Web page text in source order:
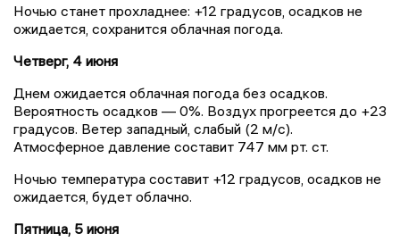
Ночью станет прохладнее: +12 градусов, осадков не
ожидается, сохранится облачная погода.
Четверг, 4 июня
Днем ожидается облачная погода без осадков.
Вероятность осадков — 0%. Воздух прогреется до +23
градусов. Ветер западный, слабый (2 м/с).
Атмосферное давление составит 747 мм рт. ст.
Ночью температура составит +12 градусов, осадков не
ожидается, будет облачно.
Пятница, 5 июня